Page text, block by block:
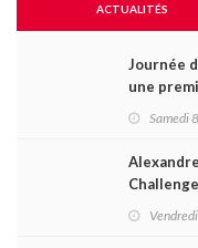
ACTUALITÉS
Journée
une
Samedi